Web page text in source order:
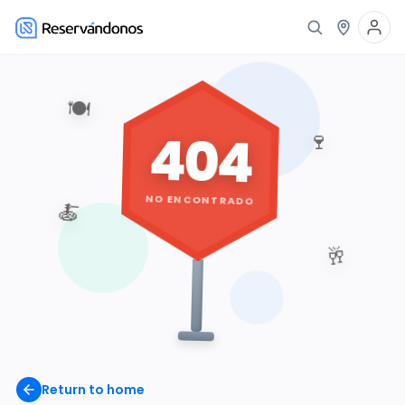
Return to home
🍽️
🍷
🥂
🍝
404
NO ENCONTRADO